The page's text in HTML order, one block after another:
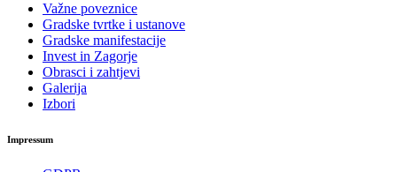
Važne poveznice
Gradske tvrtke i ustanove
Gradske manifestacije
Invest in Zagorje
Obrasci i zahtjevi
Galerija
Izbori
Impressum